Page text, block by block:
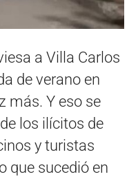
a Villa Carlos
de verano en
más. Y eso se
los ilícitos de
y turistas
que sucedió en